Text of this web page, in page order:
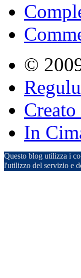
©
In
Questo blog utilizza i
l'utilizzo del servizio e